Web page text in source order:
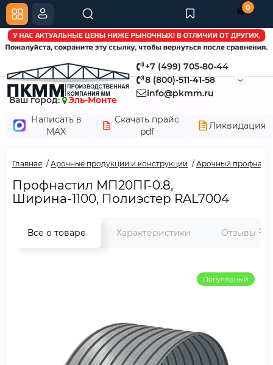
+7 (499) 705-80-44
8 (800)-511-41-58
info@pkmm.ru
Ваш город:
Эль-Монте
Написать в
MAX
Скачать прайс
pdf
Ликвидация
0
Главная Арочные продукции и конструкции Арочный
Профнастил МП20ПГ-0.8,
Ширина-1100, Полиэстер RAL7004
Все о товаре Характеристики Отзывы 3
Популярный